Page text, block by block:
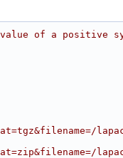
of a positive